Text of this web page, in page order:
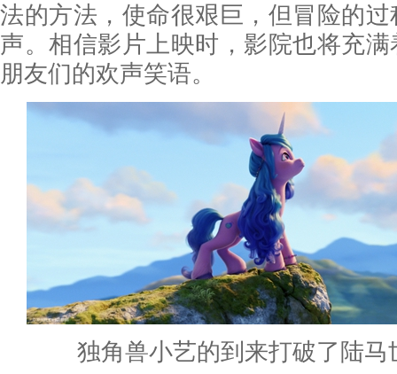
法的方法，使命很艰巨，但冒险的
声。相信影片上映时，影院也将充
朋友们的欢声笑语。
独角兽小艺的到来打破了陆马